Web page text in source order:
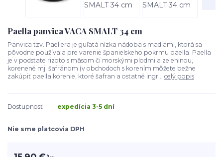
Paella panvica VACA SMALT 34 cm
Panvica tzv. Paellera je guľatá nízka nádoba s madlami, ktorá sa
pôvodne používala pre varenie španielskeho pokrmu paella. Paella
je v podstate rizoto s mäsom či morskými plodmi a zeleninou,
korenené mj. šafránom (v obchodoch s korením môžete bežne
zakúpiť paella korenie, ktoré šafran a ostatné ingr... celý popis
Dostupnosť expedícia 3-5 dní
Nie sme platcovia DPH